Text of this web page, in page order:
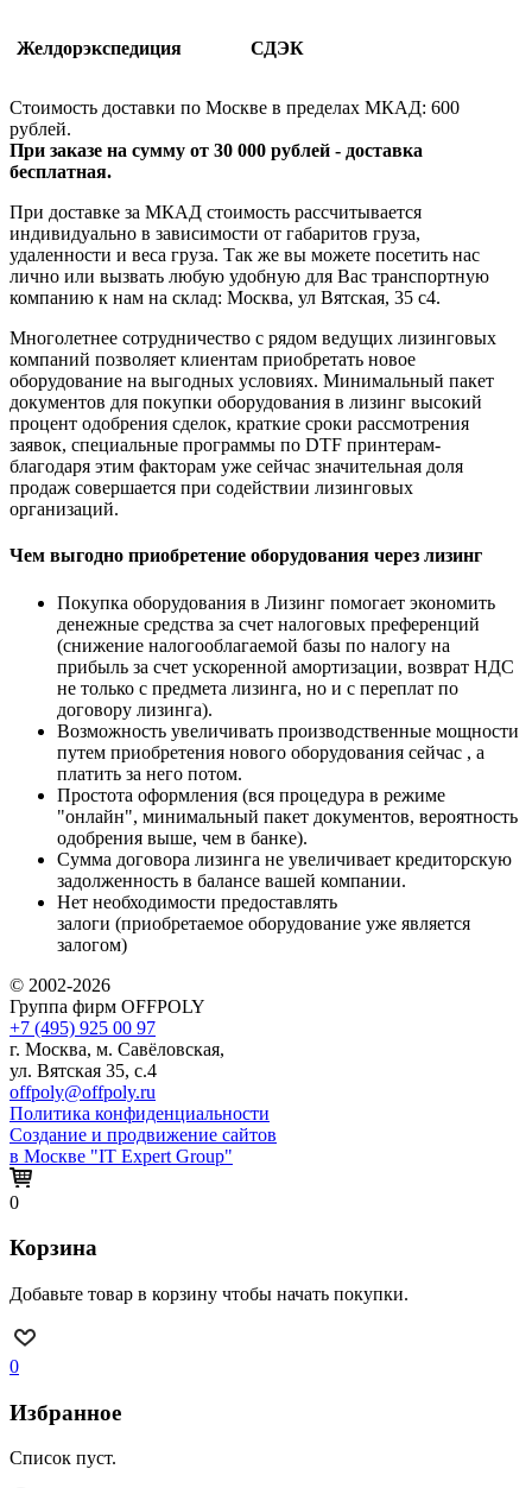
Желдорэкспедиция СДЭК
Стоимость доставки по Москве в пределах МКАД: 600
рублей.
При заказе на сумму от 30 000 рублей - доставка
бесплатная.
При доставке за МКАД стоимость рассчитывается
индивидуально в зависимости от габаритов груза,
удаленности и веса груза. Так же вы можете посетить нас
лично или вызвать любую удобную для Вас транспортную
компанию к нам на склад: Москва, ул Вятская, 35 c4.
Многолетнее сотрудничество с рядом ведущих лизинговых
компаний позволяет клиентам приобретать новое
оборудование на выгодных условиях. Минимальный пакет
документов для покупки оборудования в лизинг высокий
процент одобрения сделок, краткие сроки рассмотрения
заявок, специальные программы по DTF принтерам-
благодаря этим факторам уже сейчас значительная доля
продаж совершается при содействии лизинговых
организаций.
Чем выгодно приобретение оборудования через лизинг
Покупка оборудования в Лизинг помогает экономить
денежные средства за счет налоговых преференций
(снижение налогооблагаемой базы по налогу на
прибыль за счет ускоренной амортизации, возврат НДС
не только с предмета лизинга, но и с переплат по
договору лизинга).
Возможность увеличивать производственные мощности
путем приобретения нового оборудования сейчас , а
платить за него потом.
Простота оформления (вся процедура в режиме
"онлайн", минимальный пакет документов, вероятность
одобрения выше, чем в банке).
Сумма договора лизинга не увеличивает кредиторскую
задолженность в балансе вашей компании.
Нет необходимости предоставлять
залоги (приобретаемое оборудование уже является
залогом)
© 2002-2026
Группа фирм OFFPOLY
+7 (495) 925 00 97
г. Москва, м. Савёловская,
ул. Вятская 35, с.4
offpoly@offpoly.ru
Политика конфиденциальности
Создание и продвижение сайтов
в Москве "IT Expert Group"
0
Корзина
Добавьте товар в корзину чтобы начать покупки.
0
Избранное
Список пуст.